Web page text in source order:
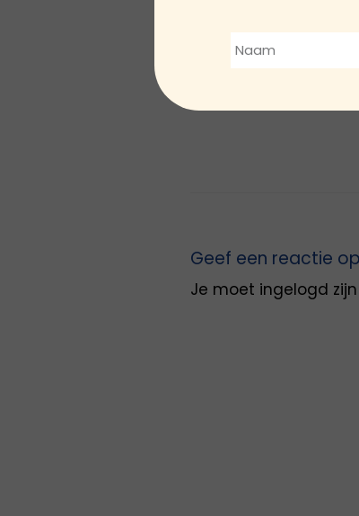
Geef een reactie
Je moet ingelogd